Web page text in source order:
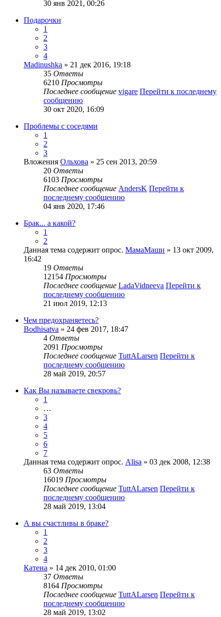
30 янв 2021, 00:26
Подарочки
1
2
3
4
Madinushka » 21 дек 2016, 19:18
35 Ответы
6210 Просмотры
Последнее сообщение vigare Перейти к последнему
сообщению
30 окт 2020, 16:09
Проблемы с соседями
1
2
3
Вложения Ольхова » 25 сен 2013, 20:59
20 Ответы
6103 Просмотры
Последнее сообщение AndersK Перейти к
последнему сообщению
04 янв 2020, 17:46
Брак... а какой?
1
2
Данная тема содержит опрос. МамаМаши » 13 окт 2009,
16:42
19 Ответы
12154 Просмотры
Последнее сообщение LadaVidneeva Перейти к
последнему сообщению
21 июл 2019, 12:13
Чем предохраняетесь?
Bodhisatva » 24 фев 2017, 18:47
4 Ответы
2091 Просмотры
Последнее сообщение TuttALarsen Перейти к
последнему сообщению
28 май 2019, 20:57
Как Вы называете свекровь?
1
…
3
4
5
6
7
Данная тема содержит опрос. Alisa » 03 дек 2008, 12:38
63 Ответы
16019 Просмотры
Последнее сообщение TuttALarsen Перейти к
последнему сообщению
28 май 2019, 13:04
А вы счастливы в браке?
1
2
3
4
Катена » 14 дек 2010, 01:00
37 Ответы
8164 Просмотры
Последнее сообщение TuttALarsen Перейти к
последнему сообщению
28 май 2019, 13:02